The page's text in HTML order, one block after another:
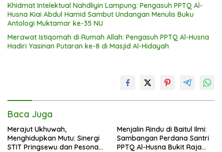
Khidmat Intelektual Nahdliyin Lampung: Pengasuh PPTQ Al-
Husna Kiai Abdul Hamid Sambut Undangan Menulis Buku
Antologi Muktamar ke-35 NU
Merawat Istiqomah di Rumah Allah: Pengasuh PPTQ Al-Husna
Hadiri Yasinan Putaran ke-8 di Masjid Al-Hidayah
Baca Juga
Merajut Ukhuwah,
Menghidupkan Mutu: Sinergi
STIT Pringsewu dan Pesona
Menjalin Rindu di Baitul Ilmi:
Sambangan Perdana Santri
PPTQ Al-Husna Bukit Raja